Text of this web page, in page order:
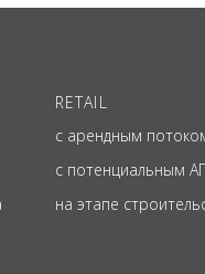
RETAIL
с арендным
с потенциальным
на этапе